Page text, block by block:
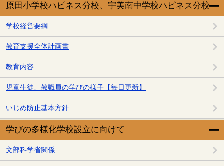
原田小学校ハピネス分校、宇美南中学校ハピネス分校
学校経営要綱
教育支援全体計画書
教育内容
児童生徒、教職員の学びの様子【毎日更新】
いじめ防止基本方針
学びの多様化学校設立に向けて
文部科学省関係